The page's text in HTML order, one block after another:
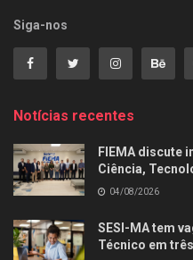
Siga-nos
Notícias recentes
FIEMA discute
Ciência,
04/08/2026
SESI-MA tem
Técnico em